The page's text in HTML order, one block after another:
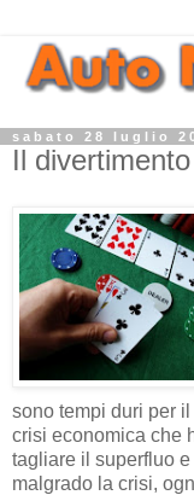
sabato 28 luglio
Il
sono tempi duri per
crisi economica che
tagliare il superfluo
malgrado la crisi,